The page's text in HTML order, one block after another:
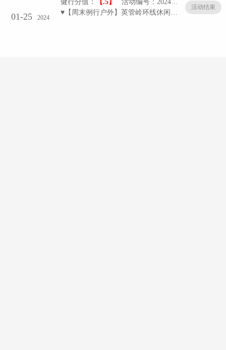
01-25 2024
健行分值： 【.5】
活动编号：20240125-01/005
♥【周末例行户外】英管岭环线休闲徒步
活动结束